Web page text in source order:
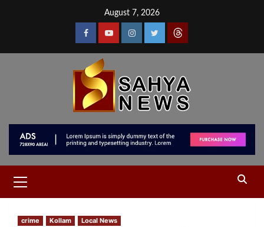
August 7, 2026
crime Kollam Local News